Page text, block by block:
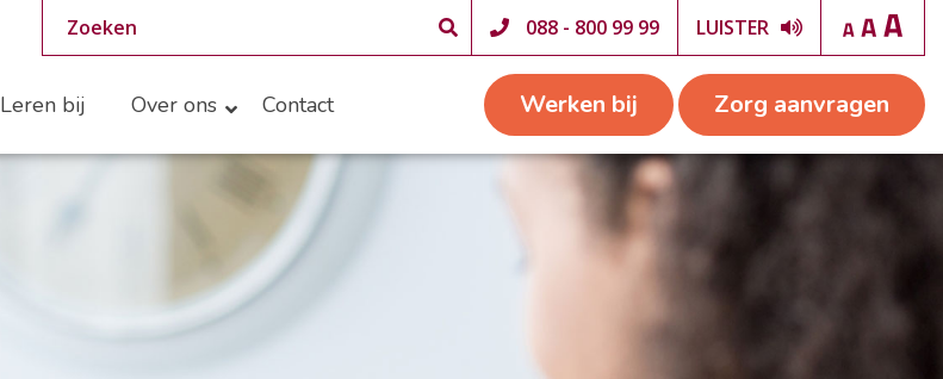
088 - 800 99 99 LUISTER
Leren bij Over ons Contact Werken bij Zorg aanvragen